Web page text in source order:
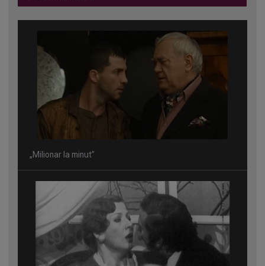
„Milionar la minut”